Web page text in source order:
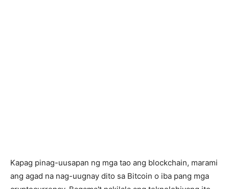
Kapag pinag-uusapan ng mga tao ang blockchain, marami
ang agad na nag-uugnay dito sa Bitcoin o iba pang mga